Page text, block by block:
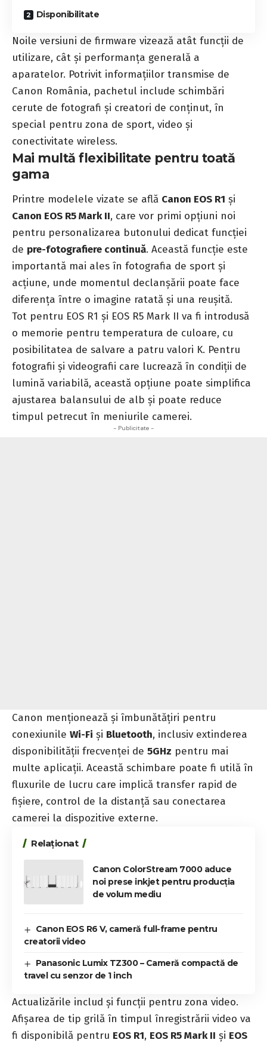
Disponibilitate
Noile versiuni de firmware vizează atât funcții de
utilizare, cât și performanța generală a
aparatelor. Potrivit informațiilor transmise de
Canon România, pachetul include schimbări
cerute de fotografi și creatori de conținut, în
special pentru zona de sport, video și
conectivitate wireless.
Mai multă flexibilitate pentru toată
gama
Printre modelele vizate se află Canon EOS R1 și
Canon EOS R5 Mark II, care vor primi opțiuni noi
pentru personalizarea butonului dedicat funcției
de pre-fotografiere continuă. Această funcție este
importantă mai ales în fotografia de sport și
acțiune, unde momentul declanșării poate face
diferența între o imagine ratată și una reușită.
Tot pentru EOS R1 și EOS R5 Mark II va fi introdusă
o memorie pentru temperatura de culoare, cu
posibilitatea de salvare a patru valori K. Pentru
fotografii și videografii care lucrează în condiții de
lumină variabilă, această opțiune poate simplifica
ajustarea balansului de alb și poate reduce
timpul petrecut în meniurile camerei.
- Publicitate -
Canon menționează și îmbunătățiri pentru
conexiunile Wi-Fi și Bluetooth, inclusiv extinderea
disponibilității frecvenței de 5GHz pentru mai
multe aplicații. Această schimbare poate fi utilă în
fluxurile de lucru care implică transfer rapid de
fișiere, control de la distanță sau conectarea
camerei la dispozitive externe.
Relaționat
Canon ColorStream 7000 aduce
noi prese inkjet pentru producția
de volum mediu
Canon EOS R6 V, cameră full-frame pentru
creatorii video
Panasonic Lumix TZ300 – Cameră compactă de
travel cu senzor de 1 inch
Actualizările includ și funcții pentru zona video.
Afișarea de tip grilă în timpul înregistrării video va
fi disponibilă pentru EOS R1, EOS R5 Mark II și EOS